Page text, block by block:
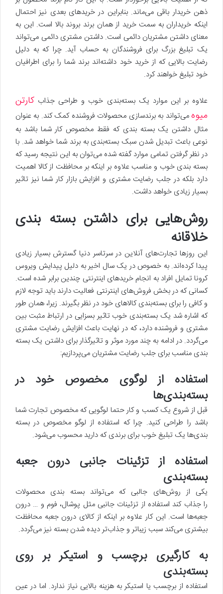
ذهن خریدار باقی می‌ماند. بنابراین در خریدهای بعدی نیز احتمال
اینکه خریداران به سمت خرید از همان برند بروند بالا است. این به
معنای داشتن مشتریان دائمی است. داشتن مشتری دائمی می‌تواند
یک تبلیغ بزرگ برای فروشندگان به حساب آید. چرا که به دلیل
رضایت بالایی که از خرید خود داشته‌اند برند شما را برای اطرافیان
خود تبلیغ خواهند کرد.
علاوه بر این موارد یک بسته‌بندی خوب و طراحی جذاب کارتن
میوهمی‌تواند به برندسازی محصولات فروشنده کمک کند. به عنوان
مثال داشتن یک بسته بندی که فقط مخصوص کار شما باشد به
نوعی باعث تبدیل شدن سبک بسته‌بندی به برند شما خواهد شد. با
در نظر گرفتن تمامی موارد گفته شده می‌توان به این نتیجه رسید که
بسته بندی خوب و مناسب علاوه بر اینکه بر محافظت از کالا اهمیت
دارد بلکه در جلب رضایت مشتری و افزایش بازار کار شما نیز تاثیر
بسیار زیادی خواهد داشت.
روش‌هایی برای داشتن بسته بندی
خلاقانه
این روزها تجارت‌های آنلاین در سرتاسر دنیا گسترش بسیار زیادی
پیدا کرده‌اند. به خصوص در یک سال اخیر به دلیل پیدایش ویروس
کرونا تمایل افراد به انجام خریدهای اینترنتی چندین برابر شده است.
کسانی که در بخش فروش‌های اینترنتی فعالیت دارند باید توجه لازم
و کافی را برای بسته‌بندی کالاهای خود در نظر بگیرند. زیرا، همان طور
که اشاره شد یک بسته‌بندی خوب تاثیر بسزایی در ارتباط مثبت بین
مشتری و فروشنده دارد، که در نهایت باعث افزایش رضایت مشتری
می‌گردد. در ادامه به چند مورد موثر و تاثیرگذار برای داشتن یک بسته
بندی مناسب برای جلب رضایت مشتریان می‌پردازیم:
استفاده از لوگوی مخصوص خود در
بسته‌بندی‌ها
قبل از شروع یک کسب و کار حتما لوگویی که مخصوص تجارت شما
باشد را طراحی کنید. چرا که استفاده از لوگو مخصوص در بسته
بندی‌ها یک تبلیغ خوب برای برندی که دارید محسوب می‌شود.
استفاده از تزئینات جانبی درون جعبه
بسته‌بندی
یکی از روش‌های جالبی که می‌تواند بسته بندی محصولات
را جذاب کند استفاده از تزئینات جانبی مثل پوشال، فوم و … درون
جعبه‌ها است. این کار علاوه بر اینکه از کالای درون جعبه محافظت
بیشتری می‌کند سبب زیباتر و جذاب‌تر دیده شدن بسته نیز می‌گردد.
به کارگیری برچسب و استیکر بر روی
بسته‌بندی
استفاده از برچسب یا استیکر به هزینه بالایی نیاز ندارد. اما در عین